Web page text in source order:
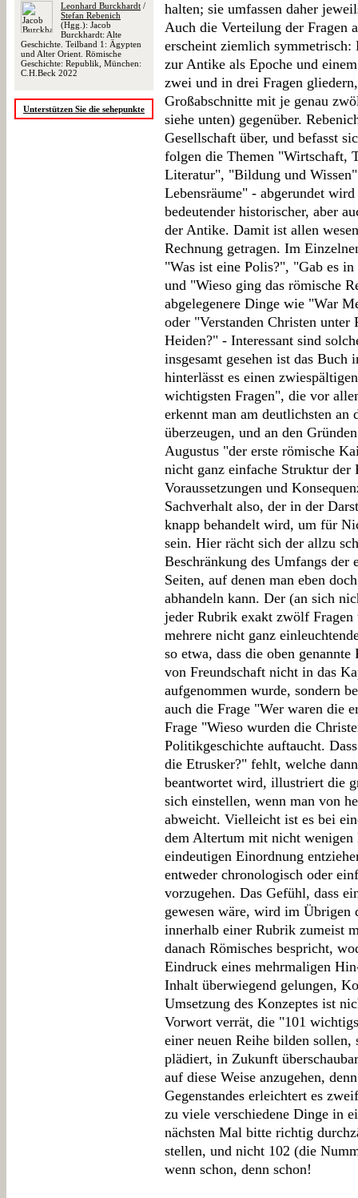
Leonhard Burckhardt /
Stefan Rebenich
(Hgg.): Jacob
Burckhardt: Alte
Geschichte. Teilband 1: Ägypten
und Alter Orient. Römische
Geschichte: Republik, München:
C.H.Beck 2022
Unterstützen Sie die sehepunkte
halten; sie umfassen daher
Auch die Verteilung der Fragen
erscheint ziemlich
zur Antike als Epoche und
zwei und in drei Fragen
Großabschnitte mit je genau
siehe unten) gegenüber.
Gesellschaft über, und befasst
folgen die Themen "Wirtschaft,
Literatur", "Bildung und
Lebensräume" - abgerundet
bedeutender historischer, aber
der Antike. Damit ist allen
Rechnung getragen. Im
"Was ist eine Polis?", "Gab es
und "Wieso ging das römische
abgelegenere Dinge wie "War
oder "Verstanden Christen unter
Heiden?" - Interessant sind
insgesamt gesehen ist das
hinterlässt es einen
wichtigsten Fragen", die vor
erkennt man am deutlichsten
überzeugen, und an den
Augustus "der erste römische
nicht ganz einfache Struktur der
Voraussetzungen und
Sachverhalt also, der in der
knapp behandelt wird, um für
sein. Hier rächt sich der allzu
Beschränkung des Umfangs
Seiten, auf denen man eben
abhandeln kann. Der (an sich
jeder Rubrik exakt zwölf
mehrere nicht ganz
so etwa, dass die oben
von Freundschaft nicht in das
aufgenommen wurde, sondern
auch die Frage "Wer waren die
Frage "Wieso wurden die
Politikgeschichte auftaucht.
die Etrusker?" fehlt, welche
beantwortet wird, illustriert die
sich einstellen, wenn man von
abweicht. Vielleicht ist es bei
dem Altertum mit nicht
eindeutigen Einordnung
entweder chronologisch oder
vorzugehen. Das Gefühl, dass
gewesen wäre, wird im Übrigen
innerhalb einer Rubrik zumeist
danach Römisches bespricht,
Eindruck eines mehrmaligen
Inhalt überwiegend gelungen,
Umsetzung des Konzeptes ist
Vorwort verrät, die "101
einer neuen Reihe bilden sollen,
plädiert, in Zukunft
auf diese Weise anzugehen,
Gegenstandes erleichtert es
zu viele verschiedene Dinge in
nächsten Mal bitte richtig
stellen, und nicht 102 (die
wenn schon, denn schon!